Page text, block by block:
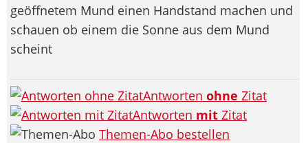
geöffnetem Mund einen Handstand machen und
schauen ob einem die Sonne aus dem Mund
scheint
Antworten ohne Zitat
Antworten mit Zitat
Themen-Abo bestellen